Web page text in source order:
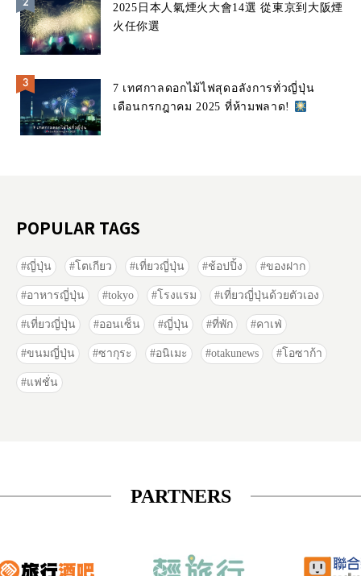
2025日本人氣煙火大會14選 從東京到大阪煙
火任你選
7 เทศกาลดอกไม้ไฟสุดอลังการทั่วญี่ปุ่น
เดือนกรกฎาคม 2025 ที่ห้ามพลาด!
POPULAR TAGS
ญี่ปุ่น โตเกียว เที่ยวญี่ปุ่น ช้อปปิ้ง ของฝาก
อาหารญี่ปุ่น tokyo โรงแรม เที่ยวญี่ปุ่นด้วยตัวเอง
เที่ยวญี่ปุ่น ออนเซ็น ญี่ปุ่น ที่พัก คาเฟ่
ขนมญี่ปุ่น ซากุระ อนิเมะ otakunews โอซาก้า
แฟชั่น
PARTNERS